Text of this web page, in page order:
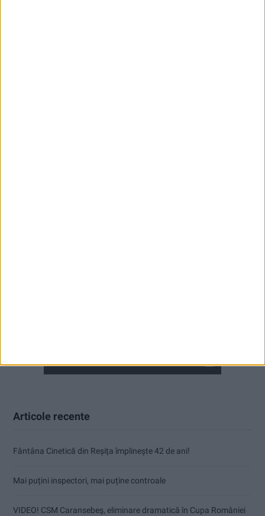
Articole recente
Fântâna Cinetică din Reșița împlinește 42 de ani!
Mai puțini inspectori, mai puține controale
VIDEO! CSM Caransebeș, eliminare dramatică în Cupa României